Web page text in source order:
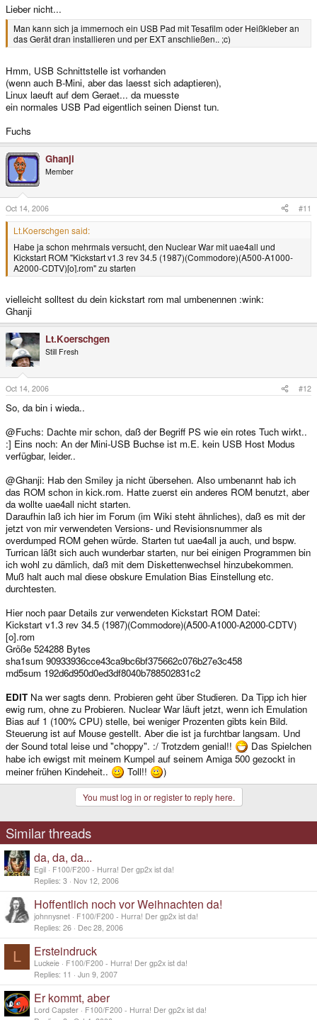
Lieber nicht...
Man kann sich ja immernoch ein USB Pad mit Tesafilm oder Heißkleber an
das Gerät dran installieren und per EXT anschließen.. ;c)
Hmm, USB Schnittstelle ist vorhanden
(wenn auch B-Mini, aber das laesst sich adaptieren),
Linux laeuft auf dem Geraet... da muesste
ein normales USB Pad eigentlich seinen Dienst tun.
Fuchs
Ghanji
Member
Oct 14, 2006 #11
Lt.Koerschgen said:
Habe ja schon mehrmals versucht, den Nuclear War mit uae4all und
Kickstart ROM "Kickstart v1.3 rev 34.5 (1987)(Commodore)(A500-A1000-
A2000-CDTV)[o].rom" zu starten
vielleicht solltest du dein kickstart rom mal umbenennen :wink:
Ghanji
Lt.Koerschgen
Still Fresh
Oct 14, 2006 #12
So, da bin i wieda..
@Fuchs: Dachte mir schon, daß der Begriff PS wie ein rotes Tuch wirkt..
:] Eins noch: An der Mini-USB Buchse ist m.E. kein USB Host Modus
verfügbar, leider..
@Ghanji: Hab den Smiley ja nicht übersehen. Also umbenannt hab ich
das ROM schon in kick.rom. Hatte zuerst ein anderes ROM benutzt, aber
da wollte uae4all nicht starten.
Daraufhin laß ich hier im Forum (im Wiki steht ähnliches), daß es mit der
jetzt von mir verwendeten Versions- und Revisionsnummer als
overdumped ROM gehen würde. Starten tut uae4all ja auch, und bspw.
Turrican läßt sich auch wunderbar starten, nur bei einigen Programmen bin
ich wohl zu dämlich, daß mit dem Diskettenwechsel hinzubekommen.
Muß halt auch mal diese obskure Emulation Bias Einstellung etc.
durchtesten.
Hier noch paar Details zur verwendeten Kickstart ROM Datei:
Kickstart v1.3 rev 34.5 (1987)(Commodore)(A500-A1000-A2000-CDTV)
[o].rom
Größe 524288 Bytes
sha1sum 90933936cce43ca9bc6bf375662c076b27e3c458
md5sum 192d6d950d0ed3df8040b788502831c2
EDIT Na wer sagts denn. Probieren geht über Studieren. Da Tipp ich hier
ewig rum, ohne zu Probieren. Nuclear War läuft jetzt, wenn ich Emulation
Bias auf 1 (100% CPU) stelle, bei weniger Prozenten gibts kein Bild.
Steuerung ist auf Mouse gestellt. Aber die ist ja furchtbar langsam. Und
der Sound total leise und "choppy". :/ Trotzdem genial!!
Das Spielchen
habe ich ewigst mit meinem Kumpel auf seinem Amiga 500 gezockt in
meiner frühen Kindeheit..
Toll!! )
You must log in or register to reply here.
Similar threads
da, da, da...
Egil
F100/F200 - Hurra! Der gp2x ist da!
Replies 3 Nov 12, 2006
Hoffentlich noch vor Weihnachten da!
johnnysnet
F100/F200 - Hurra! Der gp2x ist da!
Replies 26 Dec 28, 2006
L Ersteindruck
Luckeie
F100/F200 - Hurra! Der gp2x ist da!
Replies 11 Jun 9, 2007
Er kommt, aber
Lord Capster
F100/F200 - Hurra! Der gp2x ist da!